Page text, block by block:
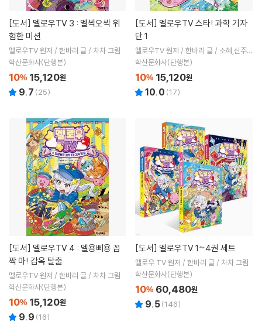
[도서]
험한 미션
멜로우TV 원저 / 한바리 글 / 차차 그림
학산문화사(단행본)
10% 15,120원
9.7 (25)
[도서]
단 1
멜로우TV 원저 / 한바리 글 / 소혜,신주연
그림
학산문화사(단행본)
10% 15,120원
10.0 (17)
[도서]
짝 마! 감옥 탈출
멜로우TV 원저 / 한바리 글 / 차차 그림
학산문화사(단행본)
10% 15,120원
9.9 (16)
[도서] 멜로우TV 1~4권 세트
멜로우 TV 원저 / 한바리 글 / 차차 그림
학산문화사(단행본)
10% 60,480원
9.5(146)